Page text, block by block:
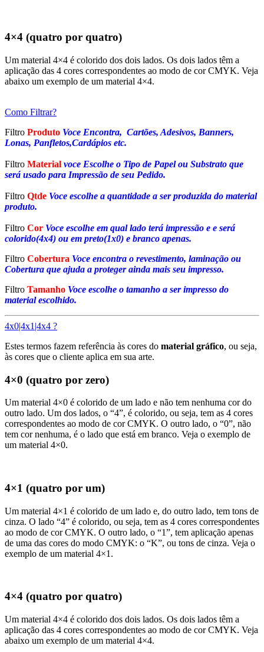
4×4 (quatro por quatro)
Um material 4×4 é colorido dos dois lados. Os dois lados têm a
aplicação das 4 cores correspondentes ao modo de cor CMYK. Veja
abaixo um exemplo de um material 4×4.
Como Filtrar?
Filtro Produto Voce Encontra, Cartões, Adesivos, Banners,
Lonas, Panfletos,Cardápios etc.
Filtro Material voce Escolhe o Tipo de Papel ou Substrato que
será usado para Impressão de seu Pedido.
Filtro Qtde Voce escolhe a quantidade a ser produzida do material
produto.
Filtro Cor Voce escolhe em qual lado terá impressão e e será
colorido(4x4) ou em preto(1x0) e branco apenas.
Filtro Cobertura Voce encontra o revestimento, laminação ou
Cobertura que ajuda a proteger ainda mais seu impresso.
Filtro Tamanho Voce escolhe o tamanho a ser impresso do
material escolhido.
4x0|4x1|4x4 ?
Estes termos fazem referência às cores do material gráfico, ou seja,
às cores que o cliente aplica em sua arte.
4×0 (quatro por zero)
Um material 4×0 é colorido de um lado e não tem nenhuma cor do
outro lado. Um dos lados, o “4”, é colorido, ou seja, tem as 4 cores
correspondentes ao modo de cor CMYK. O outro lado, o “0”, não
tem cor nenhuma, é o lado que está em branco. Veja o exemplo de
um material 4×0.
4×1 (quatro por um)
Um material 4×1 é colorido de um lado e, do outro lado, tem tons de
cinza. O lado “4” é colorido, ou seja, tem as 4 cores correspondentes
ao modo de cor CMYK. O outro lado, o “1”, tem aplicação apenas
de uma das cores do modo CMYK: o “K”, ou tons de cinza. Veja o
exemplo de um material 4×1.
4×4 (quatro por quatro)
Um material 4×4 é colorido dos dois lados. Os dois lados têm a
aplicação das 4 cores correspondentes ao modo de cor CMYK. Veja
abaixo um exemplo de um material 4×4.